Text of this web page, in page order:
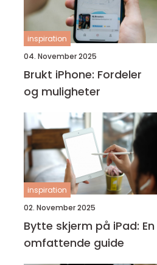
inspiration
04. November 2025
Brukt iPhone: Fordeler
og muligheter
inspiration
02. November 2025
Bytte skjerm på iPad: En
omfattende guide